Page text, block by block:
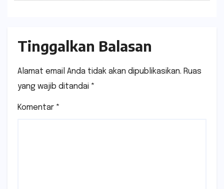
Tinggalkan Balasan
Alamat email Anda tidak akan dipublikasikan. Ruas
yang wajib ditandai *
Komentar *